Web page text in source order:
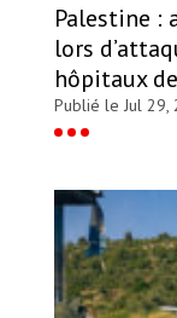
Palestine :
lors
hôpitaux
Publié le Jul 29,